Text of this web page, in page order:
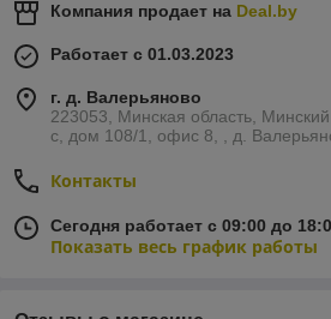
Компания продает на Deal.by
Работает с 01.03.2023
г. д. Валерьяново
223053, Минская область,
с, дом 108/1, офис 8, , д.
Контакты
Сегодня работает с 09:00 до
Показать весь график работы